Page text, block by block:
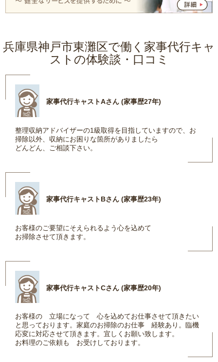
兵庫県神戸市東灘区で働く家事代行キャ
ストの体験談・口コミ
家事代行キャストAさん (家事歴27年)
整理収納アドバイザーの1級取得を目指していますので、お
掃除以外、収納にお困りな箇所がありましたら
どんどん、ご相談下さい。
家事代行キャストBさん (家事歴23年)
お客様のご要望にそえられるよう心を込めて
お掃除させて頂きます。
家事代行キャストCさん (家事歴20年)
お客様の 立場になって 心を込めてお仕事させて頂きたい
と思っております。家庭のお掃除のお仕事 経験あり。臨機
応変に対応させて頂きます。宜しくお願い致します。
お料理のご依頼も お受けしております。